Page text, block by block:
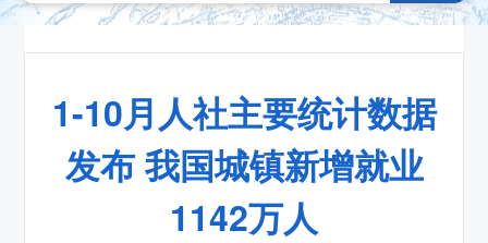
1-10月人社主要统计数据
发布 我国城镇新增就业
1142万人